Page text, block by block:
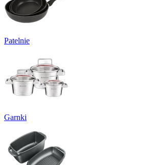
Patelnie
Garnki